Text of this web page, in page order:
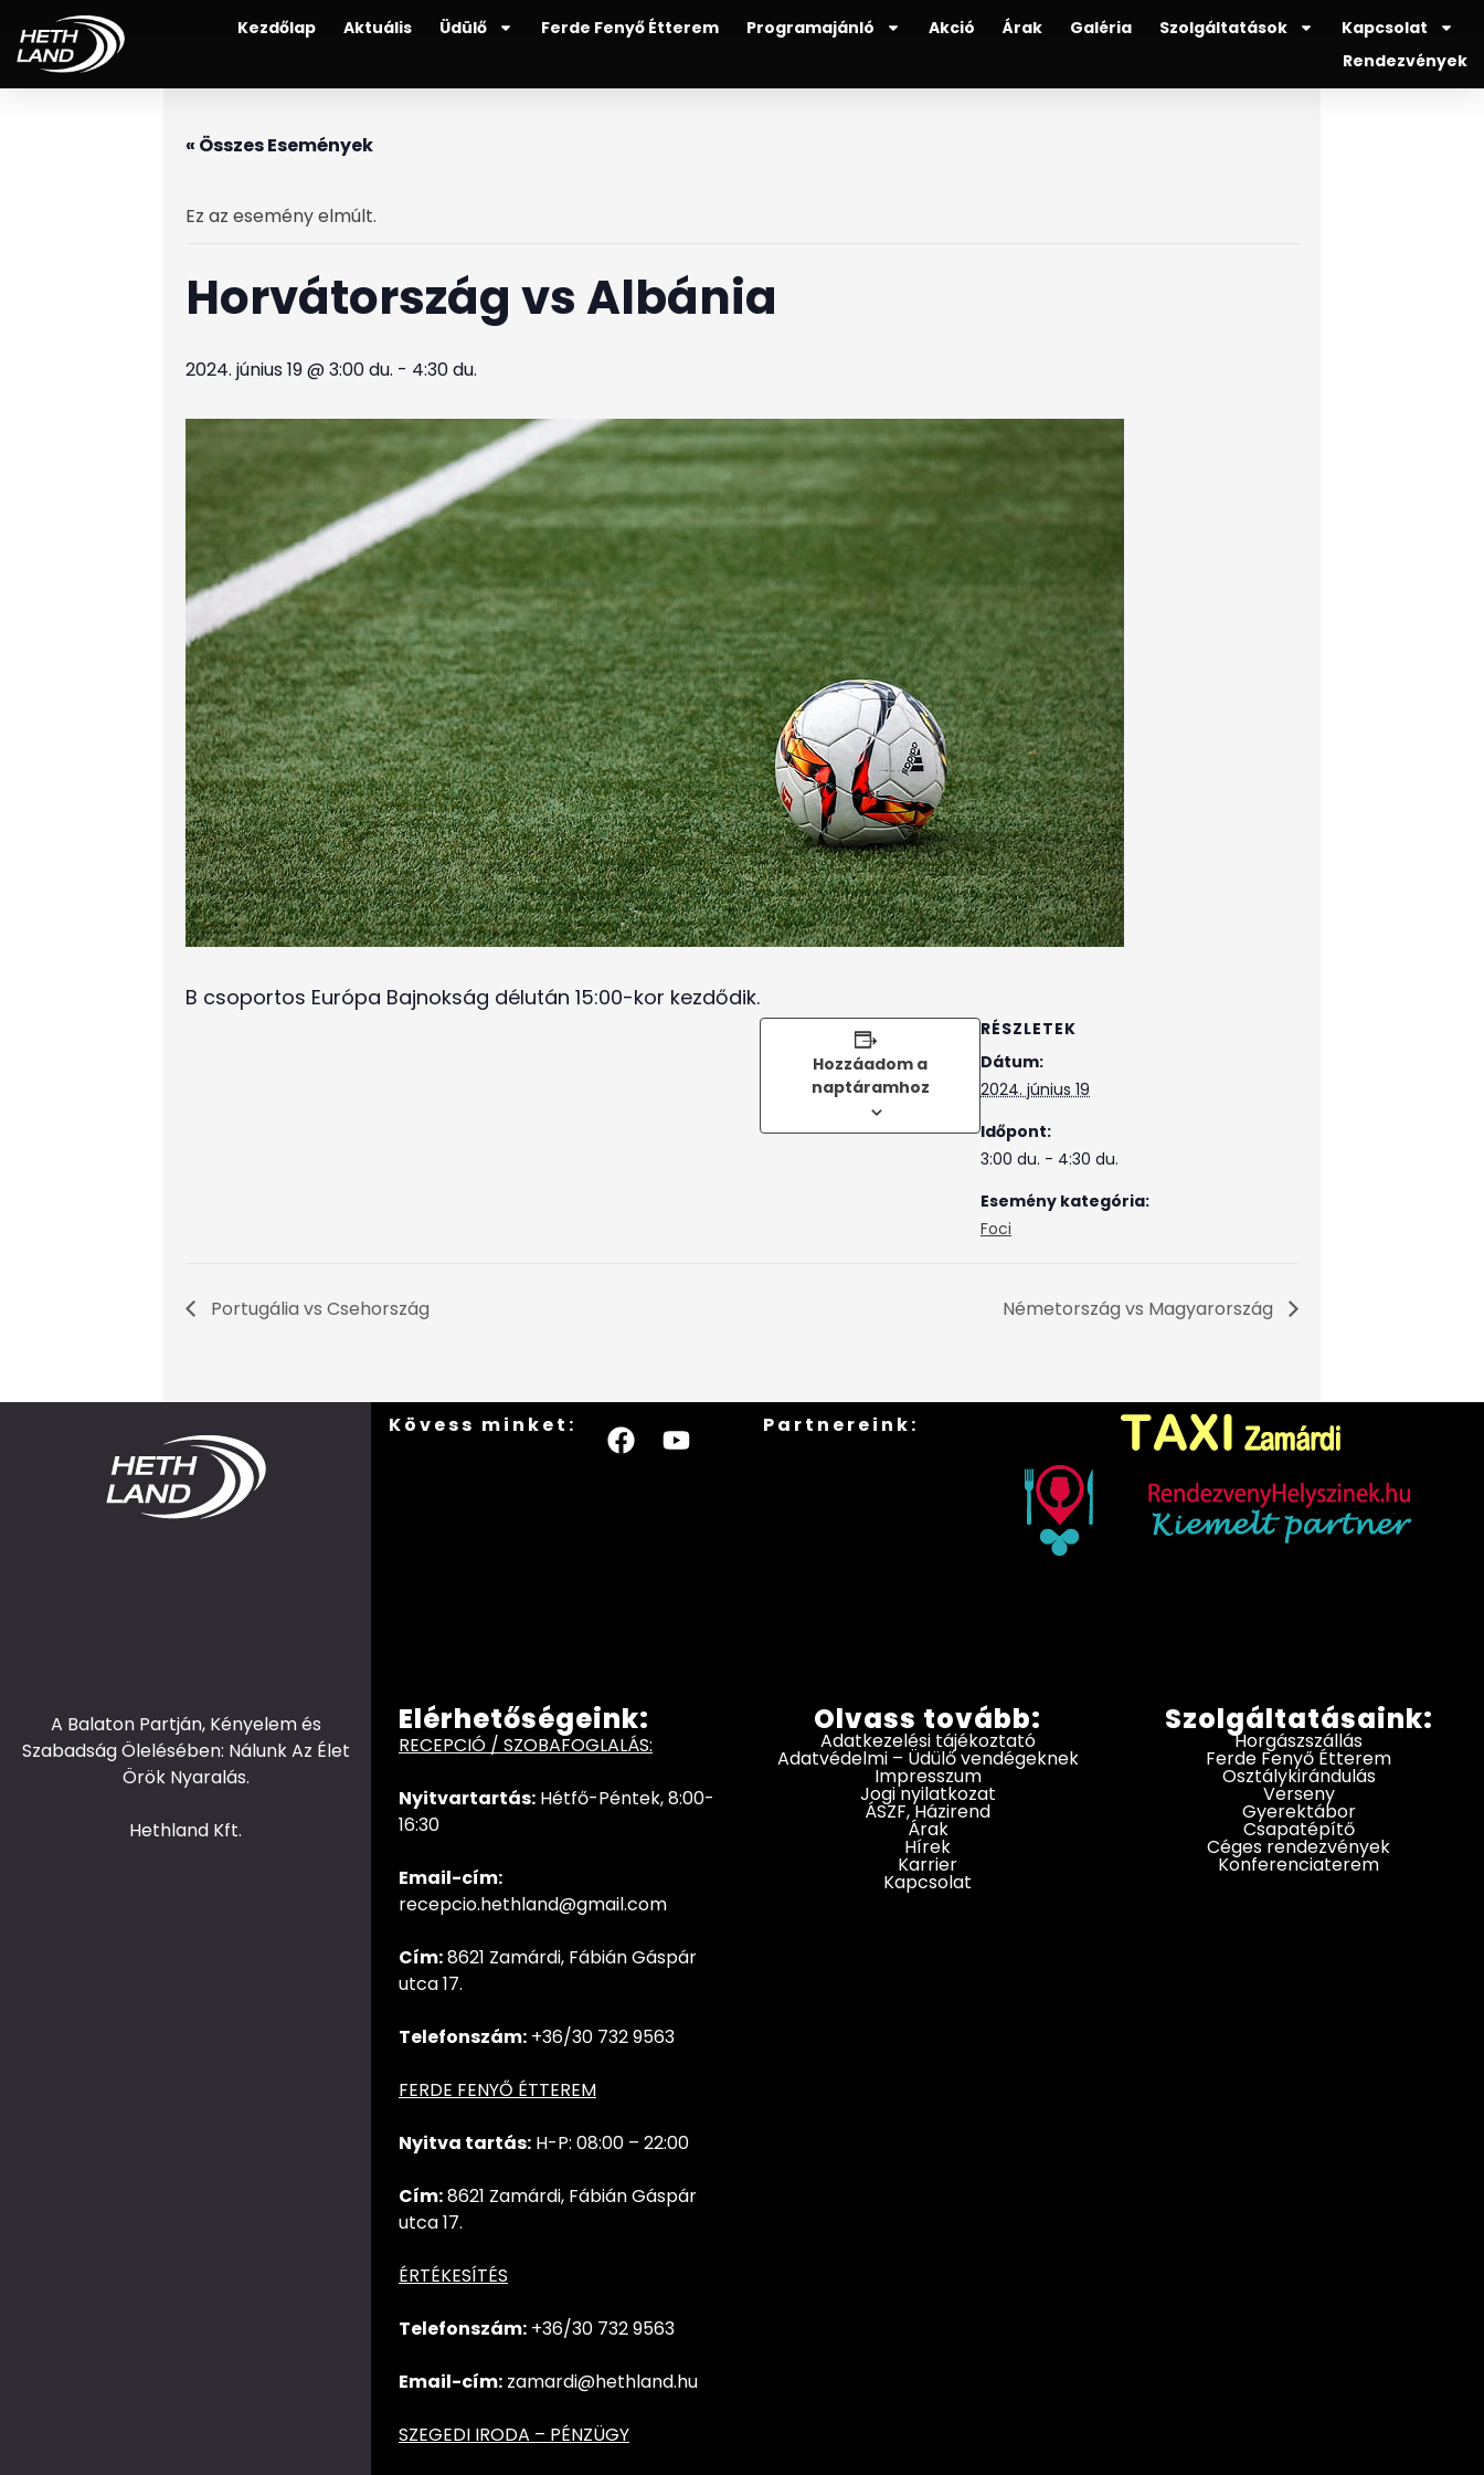
Kezdőlap Aktuális Üdülő Ferde Fenyő Étterem Programajánló Akció Árak Galéria Szolgáltatások
Kapcsolat
Rendezvények
« Összes Események
Ez az esemény elmúlt.
Horvátország vs Albánia
2024. június 19 @ 3:00 du. - 4:30 du.
B csoportos Európa Bajnokság délután 15:00-kor kezdődik.
Hozzáadom a
naptáramhoz
RÉSZLETEK
Dátum:
2024. június 19
Időpont:
3:00 du. - 4:30 du.
Esemény kategória:
Foci
Portugália vs Csehország Németország vs Magyarország
Kövess minket: Partnereink:
A Balaton Partján, Kényelem és
Szabadság Ölelésében: Nálunk Az Élet
Örök Nyaralás.
Hethland Kft.
Elérhetőségeink:
RECEPCIÓ / SZOBAFOGLALÁS:
Nyitvartartás: Hétfő-Péntek, 8:00-
16:30
Email-cím:
recepcio.hethland@gmail.com
Cím:8621 Zamárdi, Fábián Gáspár
utca 17.
Telefonszám: +36/30 732 9563
FERDE FENYŐ ÉTTEREM
Nyitva tartás: H-P: 08:00 – 22:00
Cím:8621 Zamárdi, Fábián Gáspár
utca 17.
ÉRTÉKESÍTÉS
Telefonszám: +36/30 7329563
Email-cím: zamardi@hethland.hu
SZEGEDI IRODA – PÉNZÜGY
Olvass tovább:
Adatkezelési tájékoztató
Adatvédelmi – Üdülő vendégeknek
Impresszum
Jogi nyilatkozat
ÁSZF, Házirend
Árak
Hírek
Karrier
Kapcsolat
Szolgáltatásaink:
Horgászszállás
Ferde Fenyő Étterem
Osztálykirándulás
Verseny
Gyerektábor
Csapatépítő
Céges rendezvények
Konferenciaterem